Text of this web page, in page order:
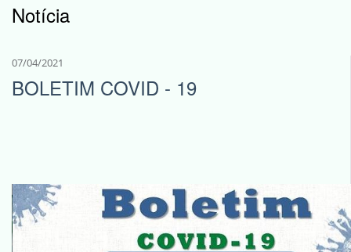
Notícia
07/04/2021
BOLETIM COVID - 19